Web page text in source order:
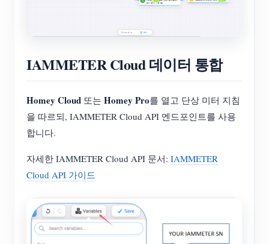
IAMMETER Cloud 데이터 통합
Homey Cloud 또는 Homey Pro를 열고 단상 미터 지침
을 따르되, IAMMETER Cloud API 엔드포인트를 사용
합니다.
자세한 IAMMETER Cloud API 문서: IAMMETER
Cloud API 가이드